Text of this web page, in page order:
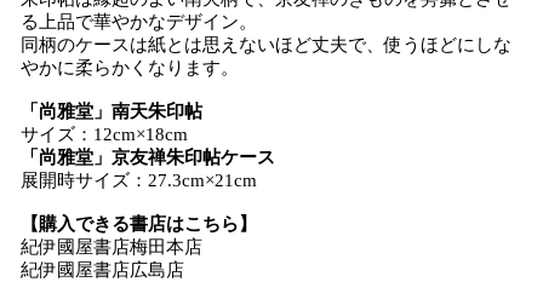
る上品で華やかなデザイン。
同柄のケースは紙とは思えないほど丈夫で、使うほどにしな
やかに柔らかくなります。
「尚雅堂」南天朱印帖
サイズ：12cm×18cm
「尚雅堂」京友禅朱印帖ケース
展開時サイズ：27.3cm×21cm
【購入できる書店はこちら】
紀伊國屋書店梅田本店
紀伊國屋書店広島店